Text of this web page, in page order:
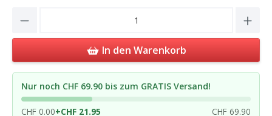
Product Quantity: Enter the desired
In den Warenkorb
Nur noch CHF 69.90 bis zum GRATIS Versand!
CHF 0.00+CHF 21.95 CHF 69.90